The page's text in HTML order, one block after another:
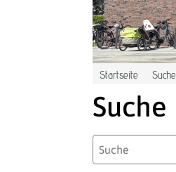
Startseite Suche
Suche